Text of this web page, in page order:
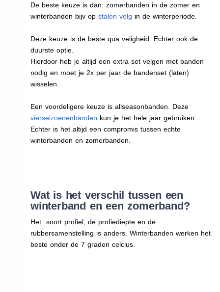
De beste keuze is dan: zomerbanden in de zomer en
winterbanden bijv op stalen velg in de winterperiode.
Deze keuze is de beste qua veligheid. Echter ook de
duurste optie.
Hierdoor heb je altijd een extra set velgen met banden
nodig en moet je 2x per jaar de bandenset (laten)
wisselen.
Een voordeligere keuze is allseasonbanden. Deze
vierseizoenenbanden kun je het hele jaar gebruiken.
Echter is het altijd een compromis tussen echte
winterbanden en zomerbanden.
Wat is het verschil tussen een
winterband en een zomerband?
Het soort profiel, de profiediepte en de
rubbersamenstelling is anders. Winterbanden werken het
beste onder de 7 graden celcius.